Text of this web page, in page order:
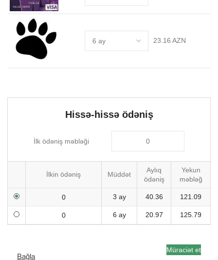
23.16 AZN
Hissə-hissə ödəniş
İlk ödəniş məbləği
İlkin ödəniş Müddət
Aylıq
ödəniş
Yekun
məbləğ
3 ay 40.36 121.09
6 ay 20.97 125.79
Bağla
Müraciət et